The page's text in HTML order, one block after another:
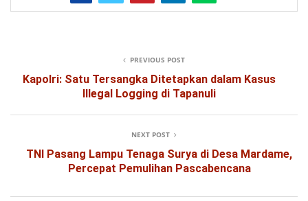
PREVIOUS POST
Kapolri: Satu Tersangka Ditetapkan dalam Kasus
Illegal Logging di Tapanuli
NEXT POST
TNI Pasang Lampu Tenaga Surya di Desa Mardame,
Percepat Pemulihan Pascabencana